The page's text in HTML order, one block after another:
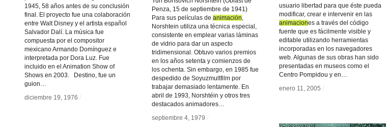
1945, 58 años antes de su conclusión
final. El proyecto fue una colaboración
entre Walt Disney y el artista español
Salvador Dalí. La música fue
compuesta por el compositor
mexicano Armando Domínguez e
interpretada por Dora Luz. Fue
incluido en el Animation Show of
Shows en 2003. Destino, fue un
guion…
diciembre 19, 1976 /
diciembre 19, 1976 /
usuario libertad para que éste pueda
modificar, crear e intervenir en las
animaciones a través del código
fuente que es fácilmente visible y
editable utilizando herramientas
incorporadas en los navegadores
web. Algunas de sus obras han sido
presentadas en museos como el
Centro Pompidou y en…
enero 11, 2005 /
animacion
enero 11, 2005 /
Penza, 15 de septiembre de 1941)
Para sus películas de animación
Norshtein utiliza una técnica especial,
consistente en emplear varias láminas
de vidrio para dar un aspecto
tridimensional. Obtuvo varios premios
en los años setenta y comienzos de
los ochenta. Sin embargo, en 1985 fue
despedido de Soyuzmultfilm por
trabajar demasiado lentamente. En
abril de 1993, Norshtéin y otros tres
destacados animadores…
septiembre 4, 1979 /
animación
septiembre 4, 1979 /